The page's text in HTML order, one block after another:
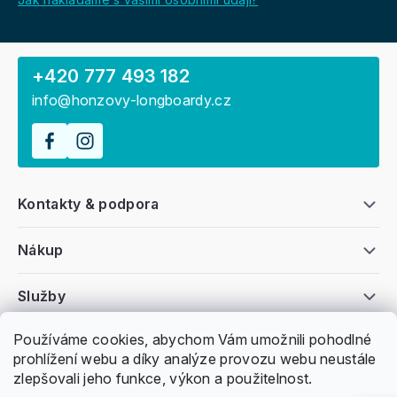
Používáme cookies, abychom Vám umožnili pohodlné
prohlížení webu a díky analýze provozu webu neustále
zlepšovali jeho funkce, výkon a použitelnost.
Všeobecné informace
Nákup
Kontakty & podpora
Služby
+420 777 493 182
info@honzovy-longboardy.cz